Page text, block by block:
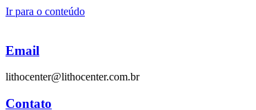
Ir para o conteúdo
Email
lithocenter@lithocenter.com.br
Contato